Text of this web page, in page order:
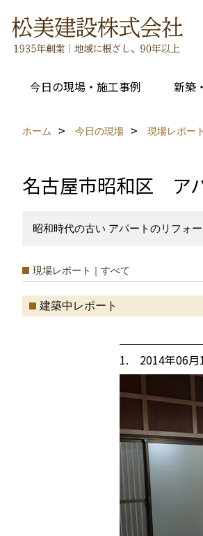
今日の現場・施工事例 新築
ホーム 今日の現場 現場レポート
名古屋市昭和区 ア
昭和時代の古い アパートのリフォー
現場レポート｜すべて
建築中レポート
1. 2014年06月